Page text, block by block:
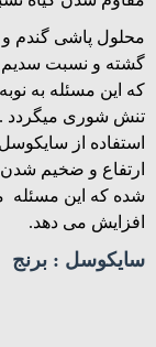
محلول پاشی گندم و
گشته و نسبت سدیم
که این مسئله به
تنش شوری میگردد .
استفاده از
ارتفاع و ضخیم
شده که این مسئله
افزایش می دهد.
سایکوسل : برنج